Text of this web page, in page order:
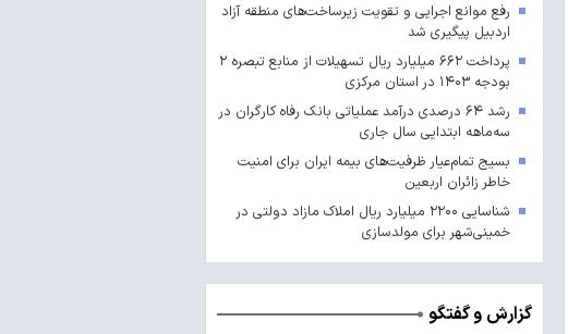
رفع موانع اجرایی و تقویت زیرساخت‌های منطقه آزاد
اردبیل پیگیری شد
پرداخت ۶۶۲ میلیارد ریال تسهیلات از منابع تبصره ۲
بودجه ۱۴۰۳ در استان مرکزی
رشد ۶۴ درصدی درآمد عملیاتی بانک رفاه کارگران در
سه‌ماهه ابتدایی سال جاری
بسیج تمام‌عیار ظرفیت‌های بیمه ایران برای امنیت
خاطر زائران اربعین
شناسایی ۲۲۰۰ میلیارد ریال املاک مازاد دولتی در
خمینی‌شهر برای مولدسازی
گزارش و گفتگو